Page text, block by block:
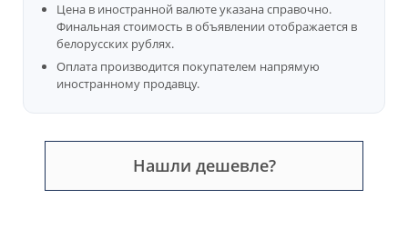
Цена в иностранной валюте указана справочно.
Финальная стоимость в объявлении отображается в
белорусских рублях.
Оплата производится покупателем напрямую
иностранному продавцу.
Нашли дешевле?